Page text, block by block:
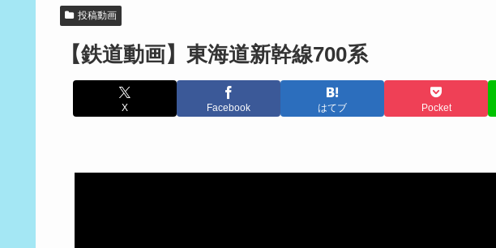
投稿動画
【鉄道動画】東海道新幹線700系
X Facebook はてブ Pocket